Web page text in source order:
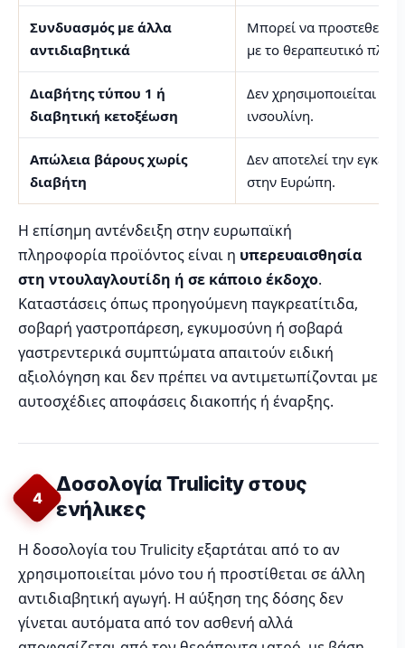
Συνδυασμός με άλλα
αντιδιαβητικά
Μπορεί να προστεθεί
με το θεραπευτικό
Διαβήτης τύπου 1 ή
διαβητική κετοξέωση
Δεν χρησιμοποιείται
ινσουλίνη.
Απώλεια βάρους χωρίς
διαβήτη
Δεν αποτελεί την
στην Ευρώπη.
Η επίσημη αντένδειξη στην ευρωπαϊκή
πληροφορία προϊόντος είναι η υπερευαισθησία
στη ντουλαγλουτίδη ή σε κάποιο έκδοχο.
Καταστάσεις όπως προηγούμενη παγκρεατίτιδα,
σοβαρή γαστροπάρεση, εγκυμοσύνη ή σοβαρά
γαστρεντερικά συμπτώματα απαιτούν ειδική
αξιολόγηση και δεν πρέπει να αντιμετωπίζονται με
αυτοσχέδιες αποφάσεις διακοπής ή έναρξης.
4
Δοσολογία Trulicity στους
ενήλικες
Η δοσολογία του Trulicity εξαρτάται από το αν
χρησιμοποιείται μόνο του ή προστίθεται σε άλλη
αντιδιαβητική αγωγή. Η αύξηση της δόσης δεν
γίνεται αυτόματα από τον ασθενή αλλά